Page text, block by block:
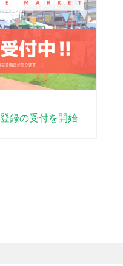
録の受付を開始